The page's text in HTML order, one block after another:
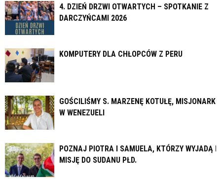
4. DZIEŃ DRZWI OTWARTYCH – SPOTKANIE Z
DARCZYŃCAMI 2026
KOMPUTERY DLA CHŁOPCÓW Z PERU
GOŚCILIŚMY S. MARZENĘ KOTUŁĘ, MISJONARKĘ
W WENEZUELI
POZNAJ PIOTRA I SAMUELA, KTÓRZY WYJADĄ
MISJĘ DO SUDANU PŁD.